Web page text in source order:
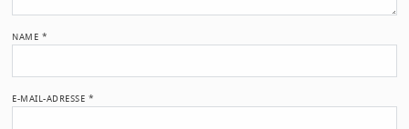
NAME *
E-MAIL-ADRESSE *